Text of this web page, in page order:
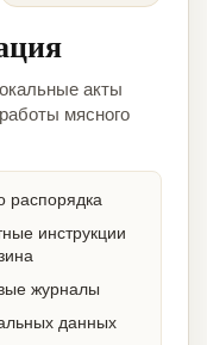
акты
мясного
распорядка
инструкции
журналы
данных